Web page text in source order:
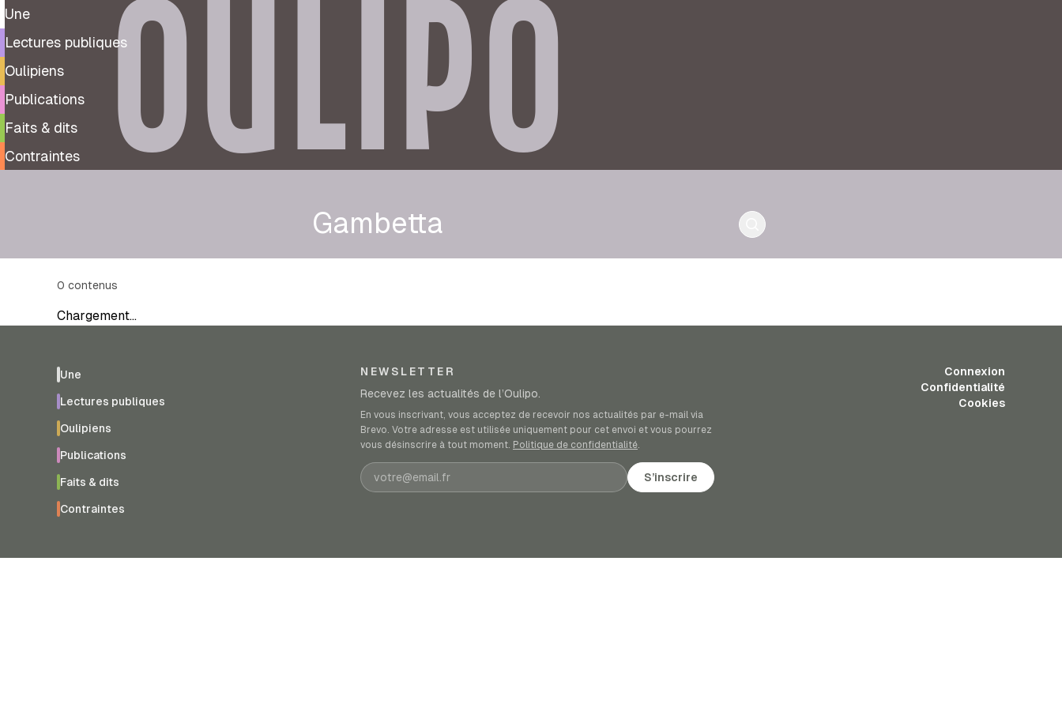
Une
Lectures publiques
Oulipiens
Publications
Faits & dits
Contraintes
OULIPO
Gambetta
0 contenus
Chargement…
Une
Lectures publiques
Oulipiens
Publications
Faits & dits
Contraintes
NEWSLETTER
Recevez les actualités de l’Oulipo.
En vous inscrivant, vous acceptez de recevoir nos actualités par e-mail via
Brevo. Votre adresse est utilisée uniquement pour cet envoi et vous pourrez
vous désinscrire à tout moment. Politique de confidentialité.
Adresse e-mail S’inscrire
Connexion
Confidentialité
Cookies